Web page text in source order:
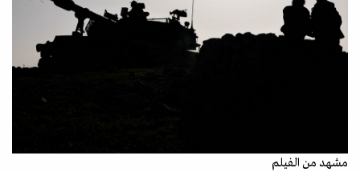
مشهد من الفيلم